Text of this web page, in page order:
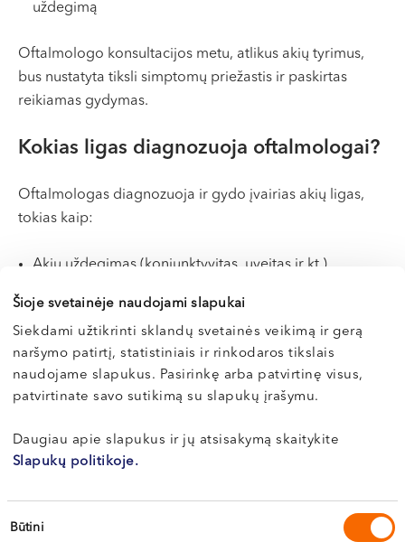
Šioje svetainėje naudojami slapukai
Siekdami užtikrinti sklandų svetainės veikimą ir gerą
naršymo patirtį, statistiniais ir rinkodaros tikslais
naudojame slapukus. Pasirinkę arba patvirtinę visus,
patvirtinate savo sutikimą su slapukų įrašymu.
Daugiau apie slapukus ir jų atsisakymą skaitykite
Slapukų politikoje.
Sutikimo
Būtini
uždegimą
Oftalmologo konsultacijos metu, atlikus akių tyrimus,
bus nustatyta tiksli simptomų priežastis ir paskirtas
reikiamas gydymas.
Kokias ligas diagnozuoja oftalmologai?
Oftalmologas diagnozuoja ir gydo įvairias akių ligas,
tokias kaip:
Akių uždegimas (konjunktyvitas, uveitas ir kt.)
keliantis rimtą grėsmę regėjimui
Katarakta – akies lęšiuko drumstėjimas, dažniausiai
progresuojantis su amžiumi
Tinklainės pakitimai, nulemti diabeto ar kitų lėtinių
astigmatizmas, trumparegystė, toliaregystė
Platus vaikų akių ligų spektras: žvairumas, įgimti
regėjimo sutrikimai ir kt.